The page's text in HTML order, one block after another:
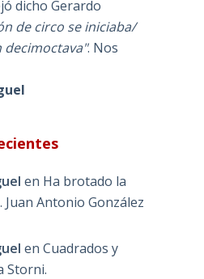
dicho Gerardo
de circo se iniciaba/
decimoctava". Nos
en Ha brotado la
Antonio González
en Cuadrados y
Storni.